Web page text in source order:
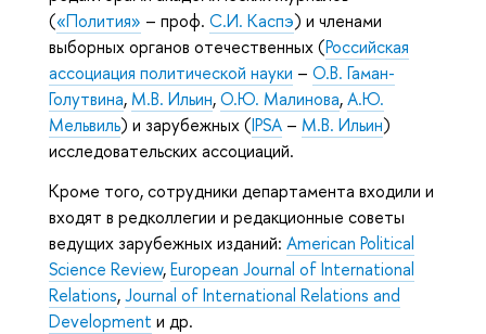
(«Полития» – проф. С.И. Каспэ) и членами
выборных органов отечественных (Российская
ассоциация политической науки – О.В. Гаман-
Голутвина, М.В. Ильин,О.Ю. Малинова,А.Ю.
Мельвиль) и зарубежных (IPSA – М.В. Ильин)
исследовательских ассоциаций.
Кроме того, сотрудники департамента входили и
входят в редколлегии и редакционные советы
ведущих зарубежных изданий: American Political
Science Review,European Journal of International
Relations,Journal of International Relations and
Development и др.